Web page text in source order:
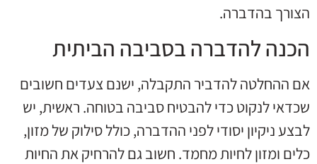
הצורך בהדברה.
הכנה להדברה בסביבה הביתית
אם ההחלטה להדביר התקבלה, ישנם צעדים חשובים
שכדאי לנקוט כדי להבטיח סביבה בטוחה. ראשית, יש
לבצע ניקיון יסודי לפני ההדברה, כולל סילוק של מזון,
כלים ומזון לחיות מחמד. חשוב גם להרחיק את החיות